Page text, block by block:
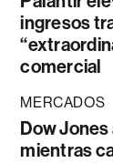
ingresos
comercial
MERCADOS
Dow
mientras